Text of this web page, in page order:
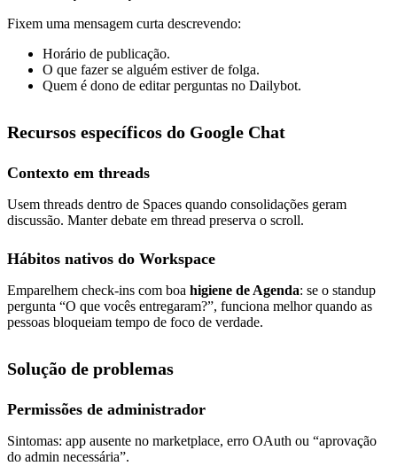
Fixem uma mensagem curta descrevendo:
Horário de publicação.
O que fazer se alguém estiver de folga.
Quem é dono de editar perguntas no Dailybot.
Recursos específicos do Google Chat
Contexto em threads
Usem threads dentro de Spaces quando consolidações geram
discussão. Manter debate em thread preserva o scroll.
Hábitos nativos do Workspace
Emparelhem check-ins com boa higiene de Agenda: se o standup
pergunta “O que vocês entregaram?”, funciona melhor quando as
pessoas bloqueiam tempo de foco de verdade.
Solução de problemas
Permissões de administrador
Sintomas: app ausente no marketplace, erro OAuth ou “aprovação
do admin necessária”.